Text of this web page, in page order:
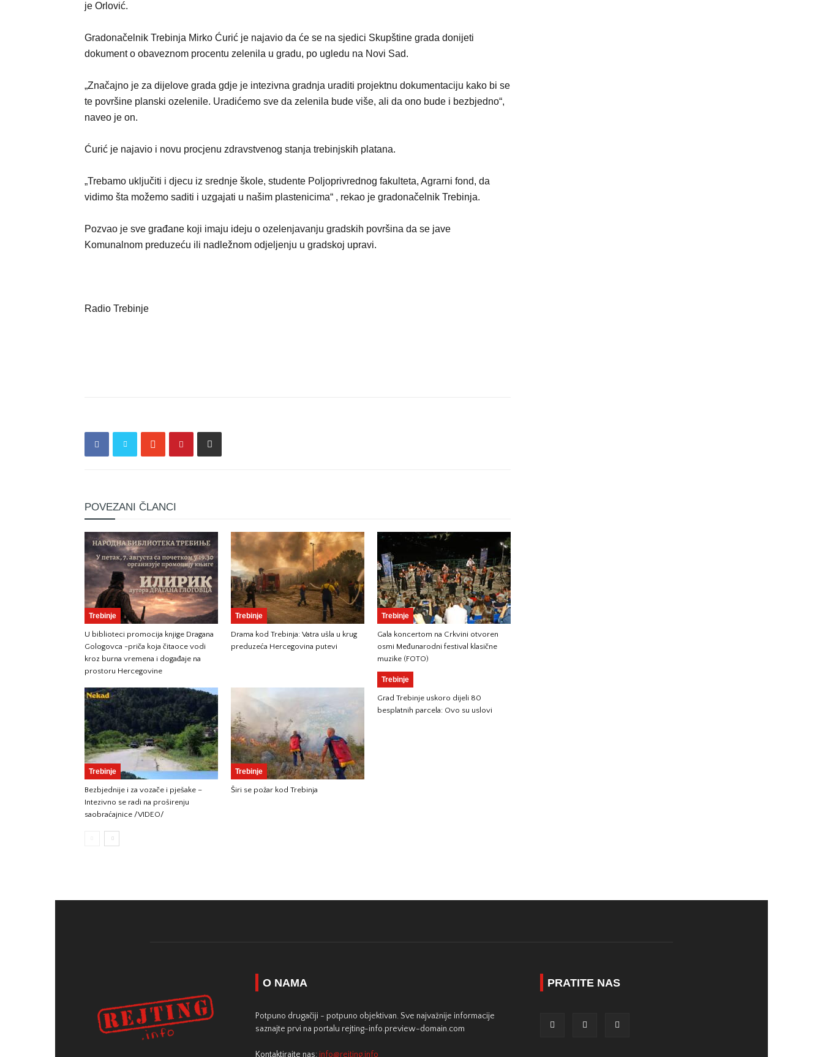
je Orlović.
Gradonačelnik Trebinja Mirko Ćurić je najavio da će se na sjedici Skupštine grada donijeti
dokument o obaveznom procentu zelenila u gradu, po ugledu na Novi Sad.
„Značajno je za dijelove grada gdje je intezivna gradnja uraditi projektnu dokumentaciju kako bi se
te površine planski ozelenile. Uradićemo sve da zelenila bude više, ali da ono bude i bezbjedno“,
naveo je on.
Ćurić je najavio i novu procjenu zdravstvenog stanja trebinjskih platana.
„Trebamo uključiti i djecu iz srednje škole, studente Poljoprivrednog fakulteta, Agrarni fond, da
vidimo šta možemo saditi i uzgajati u našim plastenicima“ , rekao je gradonačelnik Trebinja.
Pozvao je sve građane koji imaju ideju o ozelenjavanju gradskih površina da se jave
Komunalnom preduzeću ili nadležnom odjeljenju u gradskoj upravi.
Radio Trebinje
POVEZANI ČLANCI
Trebinje
U biblioteci promocija knjige Dragana
Gologovca -priča koja čitaoce vodi
kroz burna vremena i događaje na
prostoru Hercegovine
Trebinje
Drama kod Trebinja: Vatra ušla u krug
preduzeća Hercegovina putevi
Trebinje
Gala koncertom na Crkvini otvoren
osmi Međunarodni festival klasične
muzike (FOTO)
Trebinje
Bezbjednije i za vozače i pješake –
Intezivno se radi na proširenju
saobraćajnice /VIDEO/
Trebinje
Širi se požar kod Trebinja
Trebinje
Grad Trebinje uskoro dijeli 80
besplatnih parcela: Ovo su uslovi
O NAMA
Potpuno drugačiji - potpuno objektivan. Sve najvažnije informacije
saznajte prvi na portalu rejting-info.preview-domain.com
Kontaktirajte nas: info@rejting.info
PRATITE NAS